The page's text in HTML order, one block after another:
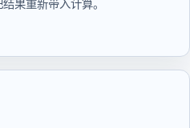
果重新带入计算。